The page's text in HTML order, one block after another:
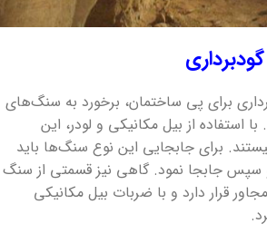
برای پی ساختمان، برخورد به سنگ‌های
استفاده از بیل مکانیکی و لودر، این
برای جابجایی این نوع سنگ‌ها باید
و سپس جابجا نمود. گاهی نیز قسمتی از سنگ
قرار دارد و با ضربات بیل مکانیکی